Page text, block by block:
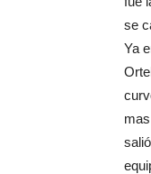
se
Ya